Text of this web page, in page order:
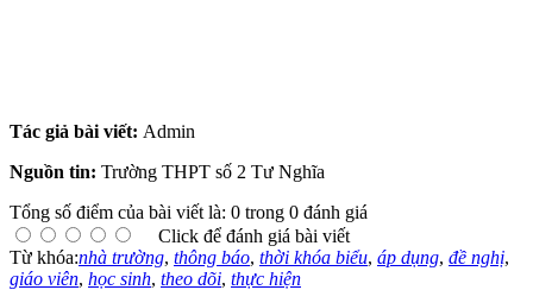
Tác giả bài viết: Admin
Nguồn tin: Trường THPT số 2 Tư Nghĩa
Tổng số điểm của bài viết là: 0 trong 0 đánh giá
Click để đánh giá bài viết
Từ khóa:nhà trường, thông báo, thời khóa biểu, áp dụng, đề nghị,
giáo viên, học sinh, theo dõi, thực hiện